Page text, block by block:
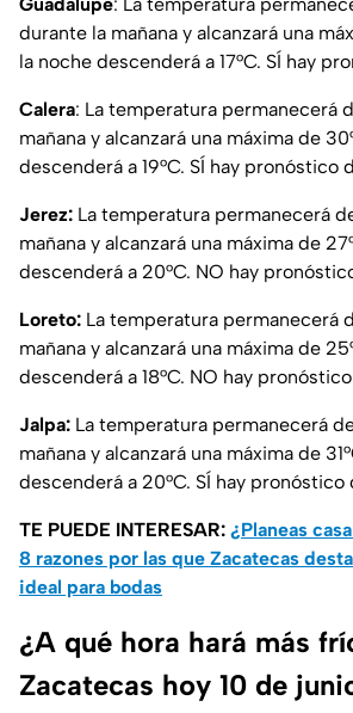
durante la mañana y alcanzará una
la noche descenderá a 17°C. SÍ hay
Calera: La temperatura permanecerá
mañana y alcanzará una máxima de
descenderá a 19°C. SÍ hay pronóstico
Jerez: La temperatura permanecerá
mañana y alcanzará una máxima de
descenderá a 20°C. NO hay
Loreto: La temperatura permanecerá
mañana y alcanzará una máxima de
descenderá a 18°C. NO hay
Jalpa: La temperatura permanecerá
mañana y alcanzará una máxima de
descenderá a 20°C. SÍ hay pronóstico
TE PUEDE INTERESAR: ¿Planeas
8 razones por las que Zacatecas
ideal para bodas
¿A qué hora hará más
Zacatecas hoy 10 de